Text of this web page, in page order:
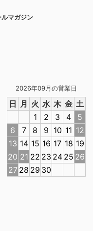
2026年09月の営業日
日 月 火 水 木 金 土
1
2 3 4
5
6
7 8 9 10 11 12
13 14 15 16 17 18 19
20 21 22 23 24 25 26
27 28 29 30
ルマガジン